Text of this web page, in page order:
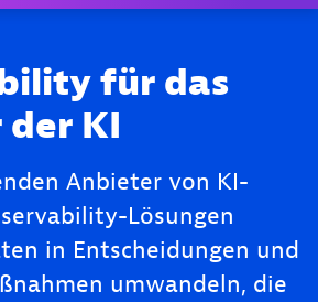
für das
KI
Anbieter von KI-
Lösungen
in Entscheidungen und
umwandeln, die